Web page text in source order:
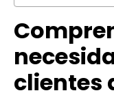
clientes